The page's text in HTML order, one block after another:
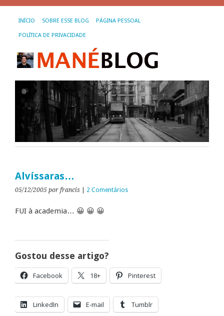
INÍCIO SOBRE ESSE BLOG PÁGINA PESSOAL
POLÍTICA DE PRIVACIDADE
Alvíssaras…
05/12/2005 por francis 2 Comentários
FUI à academia… 😀 😀 😀
Gostou desse artigo?
Facebook 18+ Pinterest
LinkedIn E-mail Tumblr